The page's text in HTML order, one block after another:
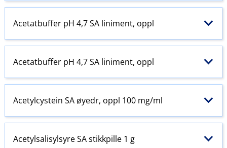
Acetatbuffer pH 4,7 SA liniment, oppl
Acetatbuffer pH 4,7 SA liniment, oppl
Acetylcystein SA øyedr, oppl 100 mg/ml
Acetylsalisylsyre SA stikkpille 1 g